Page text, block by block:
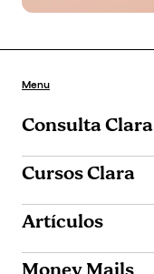
Menu
Consulta Clara
Cursos Clara
Artículos